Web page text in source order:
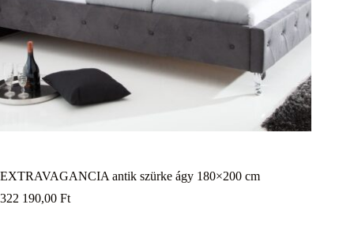
EXTRAVAGANCIA antik szürke ágy 180×200 cm
322 190,00 Ft